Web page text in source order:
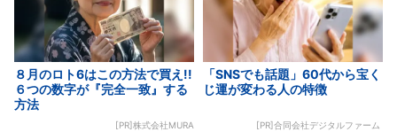
８月のロト6はこの方法で買え!!
６つの数字が『完全一致』する
方法
[PR]株式会社MURA
「SNSでも話題」60代から宝く
じ運が変わる人の特徴
[PR]合同会社デジタルファーム